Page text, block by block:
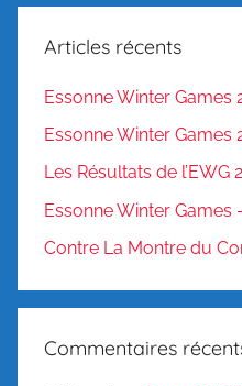
Articles récents
Essonne Winter Games
Essonne Winter Games
Les Résultats de l’EWG
Essonne Winter Games
Contre La Montre du
Commentaires